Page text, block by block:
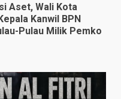
Aset, Wali Kota
Kanwil BPN
Pulau Milik Pemko